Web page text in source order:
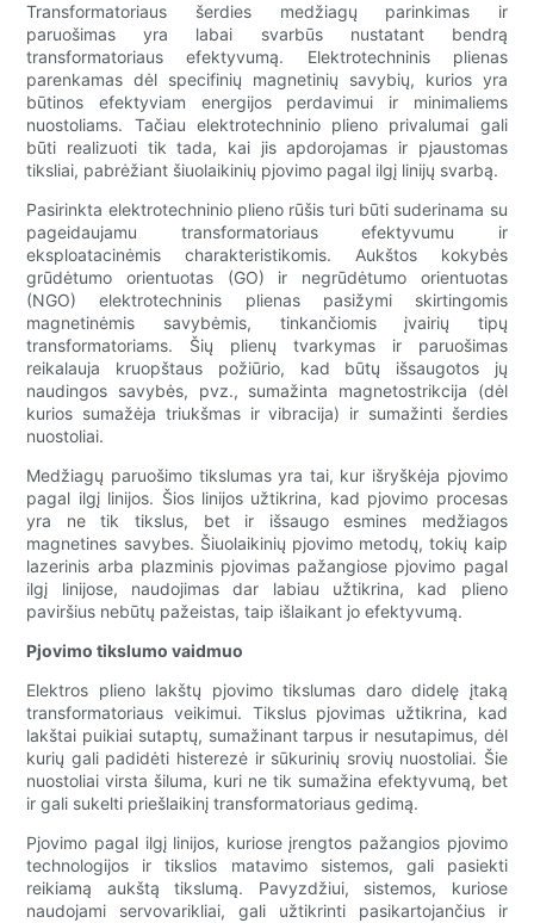
Transformatoriaus šerdies medžiagų parinkimas ir
paruošimas yra labai svarbūs nustatant bendrą
transformatoriaus efektyvumą. Elektrotechninis plienas
parenkamas dėl specifinių magnetinių savybių, kurios yra
būtinos efektyviam energijos perdavimui ir minimaliems
nuostoliams. Tačiau elektrotechninio plieno privalumai gali
būti realizuoti tik tada, kai jis apdorojamas ir pjaustomas
tiksliai, pabrėžiant šiuolaikinių pjovimo pagal ilgį linijų svarbą.
Pasirinkta elektrotechninio plieno rūšis turi būti suderinama su
pageidaujamu transformatoriaus efektyvumu ir
eksploatacinėmis charakteristikomis. Aukštos kokybės
grūdėtumo orientuotas (GO) ir negrūdėtumo orientuotas
(NGO) elektrotechninis plienas pasižymi skirtingomis
magnetinėmis savybėmis, tinkančiomis įvairių tipų
transformatoriams. Šių plienų tvarkymas ir paruošimas
reikalauja kruopštaus požiūrio, kad būtų išsaugotos jų
naudingos savybės, pvz., sumažinta magnetostrikcija (dėl
kurios sumažėja triukšmas ir vibracija) ir sumažinti šerdies
nuostoliai.
Medžiagų paruošimo tikslumas yra tai, kur išryškėja pjovimo
pagal ilgį linijos. Šios linijos užtikrina, kad pjovimo procesas
yra ne tik tikslus, bet ir išsaugo esmines medžiagos
magnetines savybes. Šiuolaikinių pjovimo metodų, tokių kaip
lazerinis arba plazminis pjovimas pažangiose pjovimo pagal
ilgį linijose, naudojimas dar labiau užtikrina, kad plieno
paviršius nebūtų pažeistas, taip išlaikant jo efektyvumą.
Pjovimo tikslumo vaidmuo
Elektros plieno lakštų pjovimo tikslumas daro didelę įtaką
transformatoriaus veikimui. Tikslus pjovimas užtikrina, kad
lakštai puikiai sutaptų, sumažinant tarpus ir nesutapimus, dėl
kurių gali padidėti histerezė ir sūkurinių srovių nuostoliai. Šie
nuostoliai virsta šiluma, kuri ne tik sumažina efektyvumą, bet
ir gali sukelti priešlaikinį transformatoriaus gedimą.
Pjovimo pagal ilgį linijos, kuriose įrengtos pažangios pjovimo
technologijos ir tikslios matavimo sistemos, gali pasiekti
reikiamą aukštą tikslumą. Pavyzdžiui, sistemos, kuriose
naudojami servovarikliai, gali užtikrinti pasikartojančius ir